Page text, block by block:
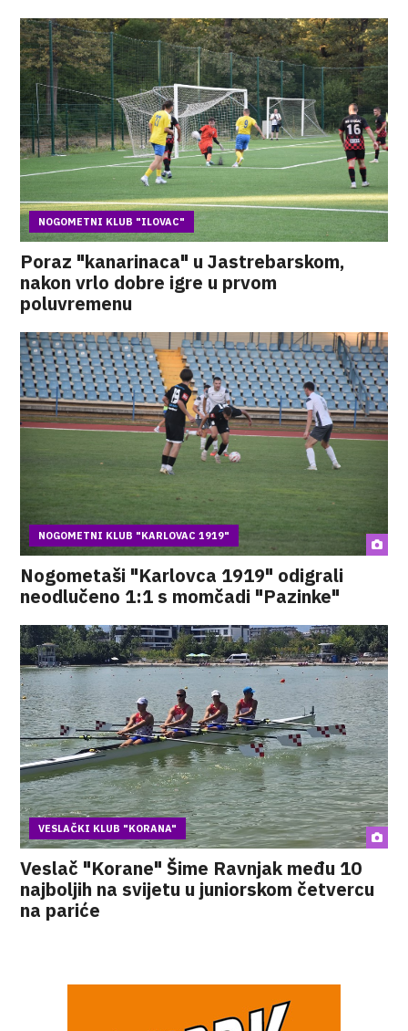
NOGOMETNI KLUB "ILOVAC"
Poraz "kanarinaca" u Jastrebarskom,
nakon vrlo dobre igre u prvom
poluvremenu
NOGOMETNI KLUB "KARLOVAC 1919"
Nogometaši "Karlovca 1919" odigrali
neodlučeno 1:1 s momčadi "Pazinke"
VESLAČKI KLUB "KORANA"
Veslač "Korane" Šime Ravnjak među 10
najboljih na svijetu u juniorskom četvercu
na pariće